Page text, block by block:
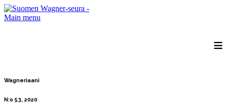
Main menu
≡
Wagneriaani
N:o 53, 2020